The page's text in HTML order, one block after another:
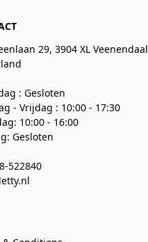
29, 3904 XL Veenendaal
: Gesloten
- Vrijdag : 10:00 - 17:30
10:00 - 16:00
Gesloten
522840